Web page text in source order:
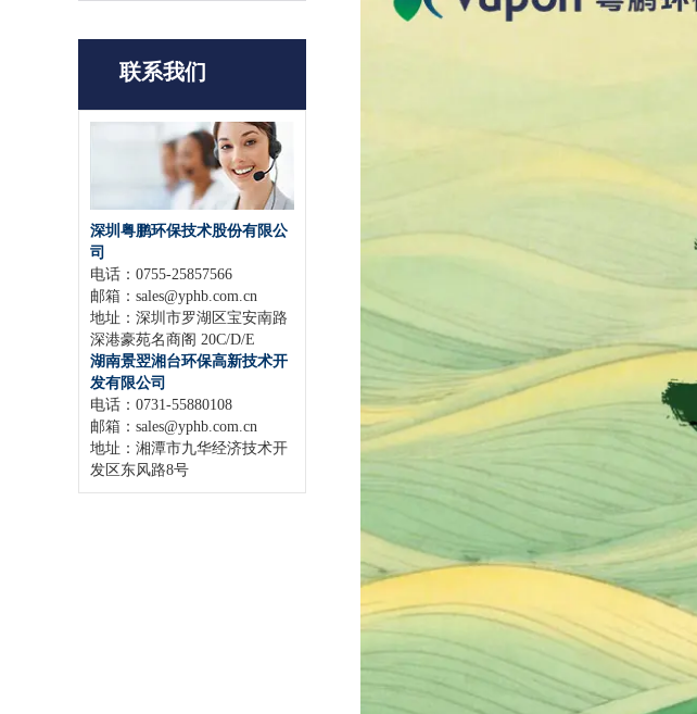
联系我们
深圳粤鹏环保技术股份有限公
司
电话：0755-25857566
邮箱： sales@yphb.com.cn
地址：深圳市罗湖区宝安南路
深港豪苑名商阁 20C/D/E
湖南景翌湘台环保高新技术开
发有限公司
电话：0731-55880108
邮箱：sales@yphb.com.cn
地址：湘潭市九华经济技术开
发区东风路8号